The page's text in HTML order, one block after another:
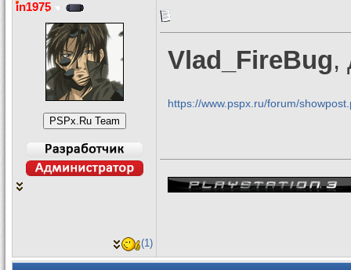
in1975
Vlad_FireBug,
https://www.pspx.ru/forum/
(1)